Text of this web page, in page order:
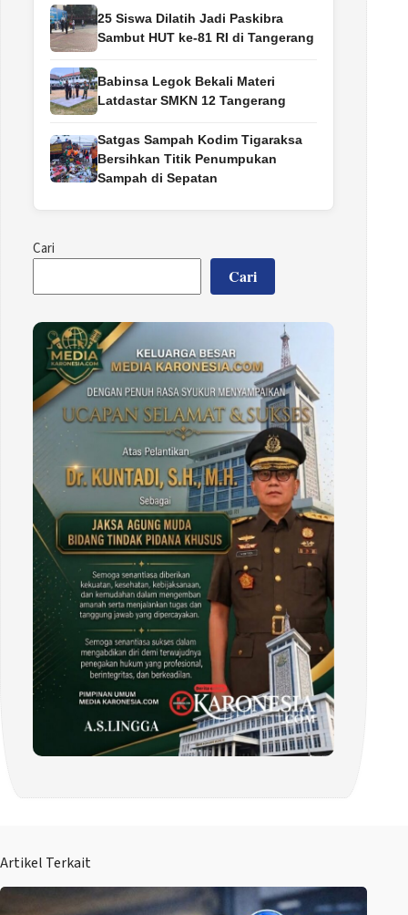
25 Siswa Dilatih Jadi Paskibra
Sambut HUT ke-81 RI di Tangerang
Babinsa Legok Bekali Materi
Latdastar SMKN 12 Tangerang
Satgas Sampah Kodim Tigaraksa
Bersihkan Titik Penumpukan
Sampah di Sepatan
Cari
Cari
Artikel Terkait